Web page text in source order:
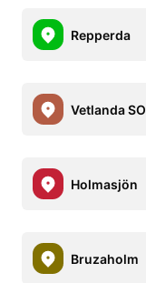
Repperda
Vetlanda SO
Holmasjön
Bruzaholm